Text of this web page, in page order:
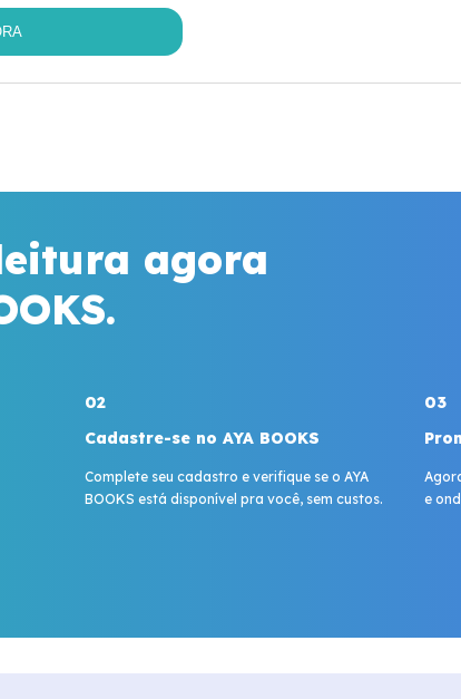
agora
02
Cadastre-se no AYA BOOKS
Complete seu cadastro e verifique se o AYA
BOOKS está disponível pra você, sem custos.
03
e